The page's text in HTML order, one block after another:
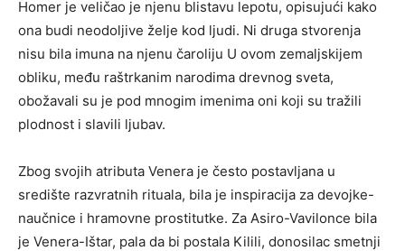
Homer je veličao je njenu blistavu lepotu, opisujući kako
ona budi neodoljive želje kod ljudi. Ni druga stvorenja
nisu bila imuna na njenu čaroliju U ovom zemaljskijem
obliku, među raštrkanim narodima drevnog sveta,
obožavali su je pod mnogim imenima oni koji su tražili
plodnost i slavili ljubav.
Zbog svojih atributa Venera je često postavljana u
središte razvratnih rituala, bila je inspiracija za devojke-
naučnice i hramovne prostitutke. Za Asiro-Vavilonce bila
je Venera-Ištar, pala da bi postala Kilili, donosilac smetnji